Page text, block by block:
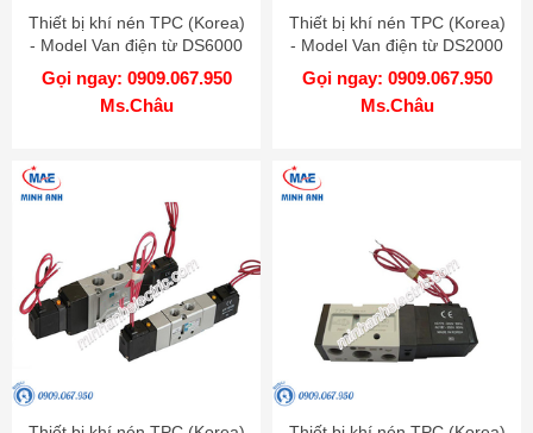
Thiết bị khí nén TPC (Korea)
- Model Van điện từ DS6000
Gọi ngay: 0909.067.950
Ms.Châu
Thiết bị khí nén TPC (Korea)
- Model Van điện từ DS2000
Gọi ngay: 0909.067.950
Ms.Châu